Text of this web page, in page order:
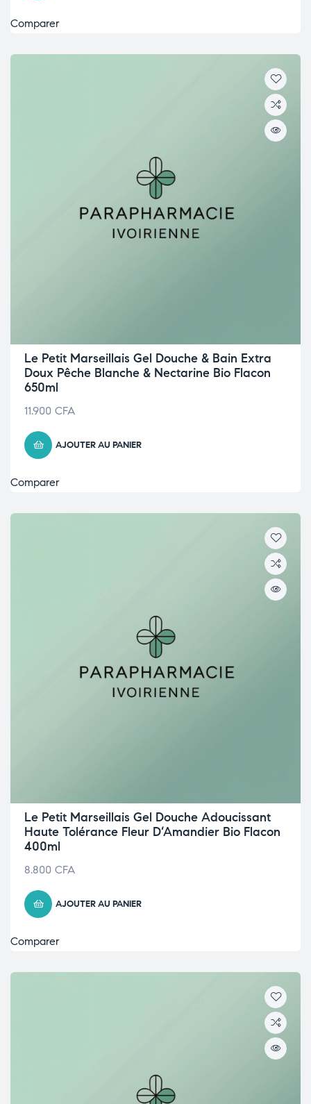
Comparer
Le Petit Marseillais Gel Douche & Bain Extra
Doux Pêche Blanche & Nectarine Bio Flacon
650ml
11.900 CFA
AJOUTER AU PANIER
Comparer
Le Petit Marseillais Gel Douche Adoucissant
Haute Tolérance Fleur D’Amandier Bio Flacon
400ml
8.800 CFA
AJOUTER AU PANIER
Comparer